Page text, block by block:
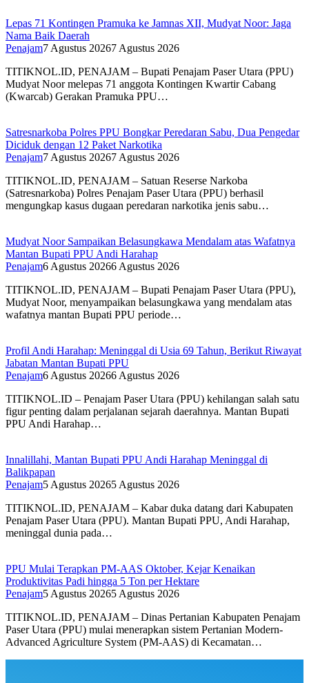
Lepas 71 Kontingen Pramuka ke Jamnas XII, Mudyat Noor: Jaga
Nama Baik Daerah
Penajam7 Agustus 20267 Agustus 2026
TITIKNOL.ID, PENAJAM – Bupati Penajam Paser Utara (PPU)
Mudyat Noor melepas 71 anggota Kontingen Kwartir Cabang
(Kwarcab) Gerakan Pramuka PPU…
Satresnarkoba Polres PPU Bongkar Peredaran Sabu, Dua Pengedar
Diciduk dengan 12 Paket Narkotika
Penajam7 Agustus 20267 Agustus 2026
TITIKNOL.ID, PENAJAM – Satuan Reserse Narkoba
(Satresnarkoba) Polres Penajam Paser Utara (PPU) berhasil
mengungkap kasus dugaan peredaran narkotika jenis sabu…
Mudyat Noor Sampaikan Belasungkawa Mendalam atas Wafatnya
Mantan Bupati PPU Andi Harahap
Penajam6 Agustus 20266 Agustus 2026
TITIKNOL.ID, PENAJAM – Bupati Penajam Paser Utara (PPU),
Mudyat Noor, menyampaikan belasungkawa yang mendalam atas
wafatnya mantan Bupati PPU periode…
Profil Andi Harahap: Meninggal di Usia 69 Tahun, Berikut Riwayat
Jabatan Mantan Bupati PPU
Penajam6 Agustus 20266 Agustus 2026
TITIKNOL.ID – Penajam Paser Utara (PPU) kehilangan salah satu
figur penting dalam perjalanan sejarah daerahnya. Mantan Bupati
PPU Andi Harahap…
Innalillahi, Mantan Bupati PPU Andi Harahap Meninggal di
Balikpapan
Penajam5 Agustus 20265 Agustus 2026
TITIKNOL.ID, PENAJAM – Kabar duka datang dari Kabupaten
Penajam Paser Utara (PPU). Mantan Bupati PPU, Andi Harahap,
meninggal dunia pada…
PPU Mulai Terapkan PM-AAS Oktober, Kejar Kenaikan
Produktivitas Padi hingga 5 Ton per Hektare
Penajam5 Agustus 20265 Agustus 2026
TITIKNOL.ID, PENAJAM – Dinas Pertanian Kabupaten Penajam
Paser Utara (PPU) mulai menerapkan sistem Pertanian Modern-
Advanced Agriculture System (PM-AAS) di Kecamatan…